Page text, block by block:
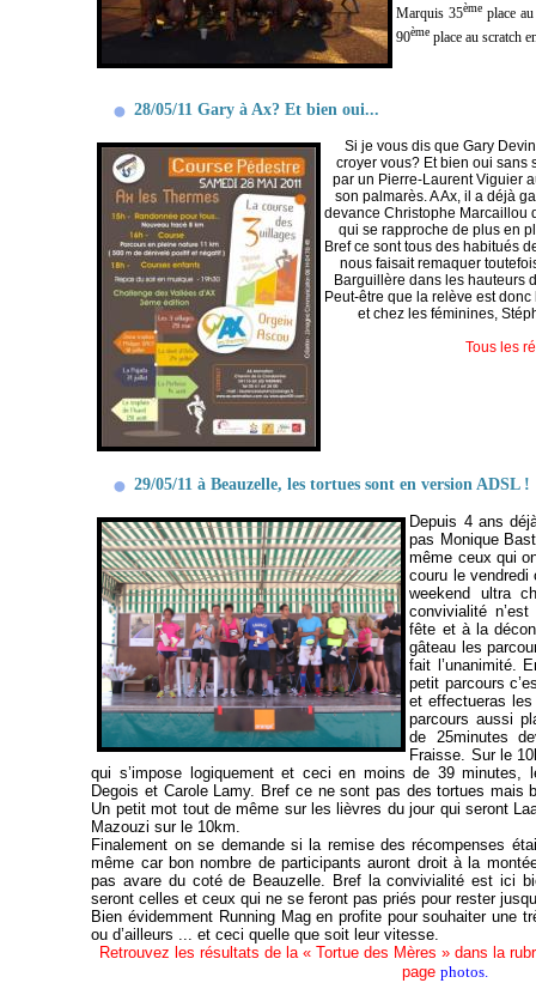
Marquis 35ème place
90ème place au scratch
28/05/11 Gary à Ax? Et bien oui...
Si je vous dis que Gary
croyer vous? Et bien oui sans
par un Pierre-Laurent Viguier
son palmarès. A Ax, il a déjà
devance Christophe Marcaillou
qui se rapproche de plus en
Bref ce sont tous des habitués
nous faisait remaquer
Barguillère dans les hauteurs
Peut-être que la relève est
et chez les féminines,
Tous les
29/05/11 à Beauzelle, les tortues sont en version ADSL !
Depuis 4 ans
pas Monique
même ceux qui
couru le
weekend ultra
convivialité
fête et à la
gâteau les
fait l’unanimité.
petit parcours
et effectueras
parcours aussi
de 25minutes
Fraisse. Sur le
qui s’impose logiquement et ceci en moins de 39 minutes,
Degois et Carole Lamy. Bref ce ne sont pas des tortues mais
Un petit mot tout de même sur les lièvres du jour qui seront
Mazouzi sur le 10km.
Finalement on se demande si la remise des récompenses
même car bon nombre de participants auront droit à la
pas avare du coté de Beauzelle. Bref la convivialité est ici
seront celles et ceux qui ne se feront pas priés pour rester
Bien évidemment Running Mag en profite pour souhaiter une
ou d’ailleurs ... et ceci quelle que soit leur vitesse.
Retrouvez les résultats de la « Tortue des Mères » dans la
page photos.